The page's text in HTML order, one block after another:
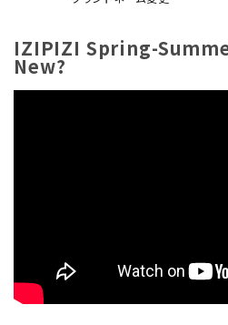
IZIPIZI Spring-
New?